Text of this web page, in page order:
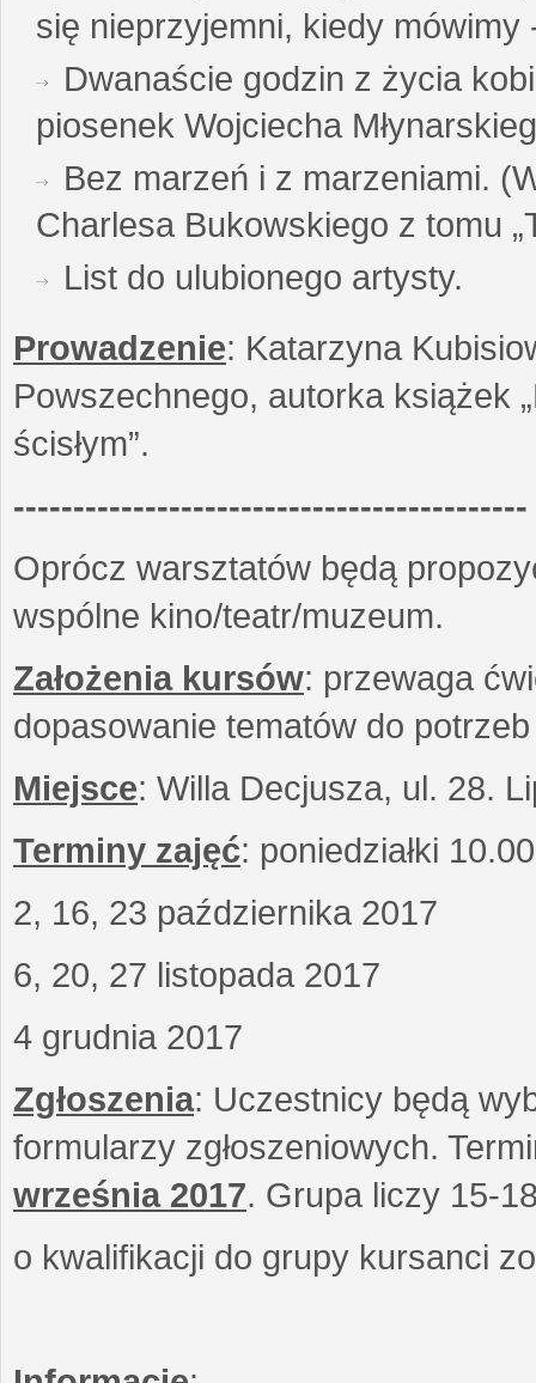
się nieprzyjemni, kiedy mówimy
Dwanaście godzin z życia
piosenek Wojciecha
Bez marzeń i z marzeniami.
Charlesa Bukowskiego z tomu
List do ulubionego artysty.
Prowadzenie: Katarzyna
Powszechnego, autorka książek
ścisłym”.
-------------------------------------------
Oprócz warsztatów będą
wspólne kino/teatr/muzeum.
Założenia kursów: przewaga
dopasowanie tematów do
Miejsce: Willa Decjusza, ul. 28.
Terminy zajęć: poniedziałki
2, 16, 23 października 2017
6, 20, 27 listopada 2017
4 grudnia 2017
Zgłoszenia: Uczestnicy będą
formularzy zgłoszeniowych.
września 2017. Grupa liczy 15-
o kwalifikacji do grupy kursanci